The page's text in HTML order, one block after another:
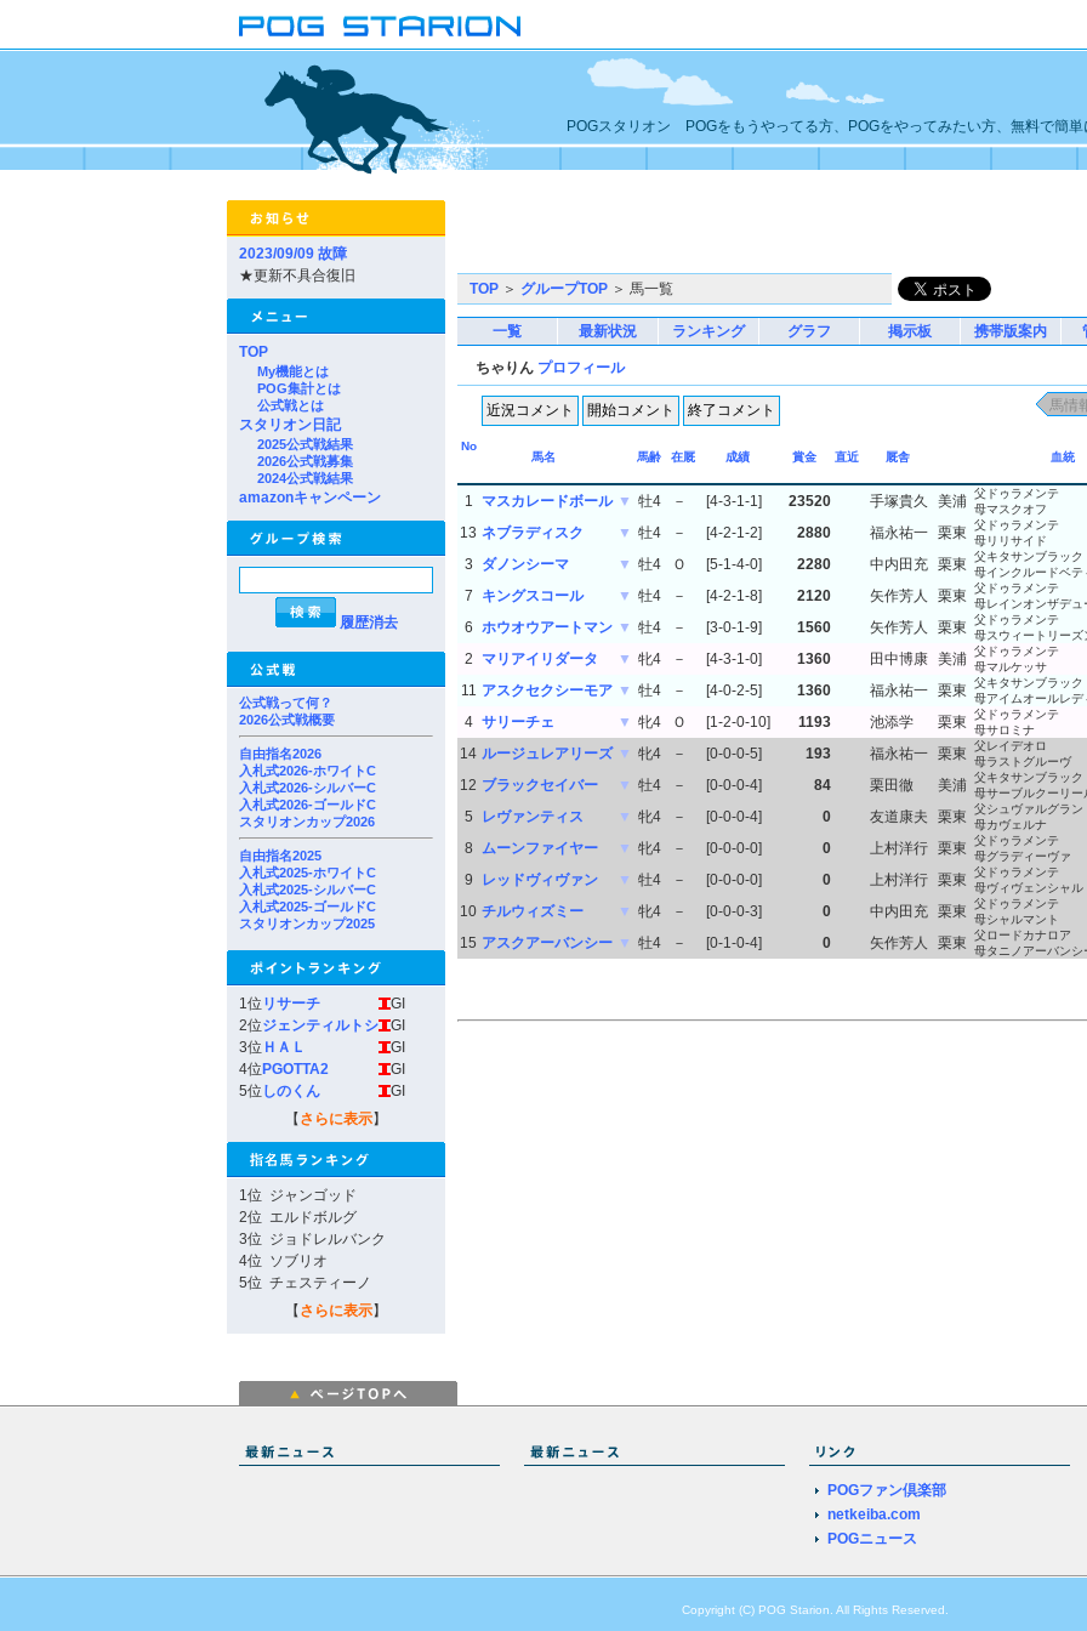
POGスタリオン POGをもうやってる方、POGをやってみたい方、無料で簡単
2023/09/09 故障
★更新不具合復旧
TOP
My機能とは
POG集計とは
公式戦とは
スタリオン日記
2025公式戦結果
2026公式戦募集
2024公式戦結果
amazonキャンペーン
履歴消去
公式戦って何？
2026公式戦概要
自由指名2026
入札式2026-ホワイトC
入札式2026-シルバーC
入札式2026-ゴールドC
スタリオンカップ2026
自由指名2025
入札式2025-ホワイトC
入札式2025-シルバーC
入札式2025-ゴールドC
スタリオンカップ2025
1位 リサーチ
GI
2位ジェンティルトシ
GI
3位 ＨＡＬ
GI
4位 PGOTTA2
GI
5位 しのくん
GI
【 さらに表示】
1位 ジャンゴッド
2位 エルドボルグ
3位 ジョドレルバンク
4位 ソブリオ
5位 チェスティーノ
【 さらに表示】
TOP ＞ グループTOP ＞ 馬一覧
一覧 最新状況 ランキング グラフ 掲示板 携帯版案内
ちゃりん プロフィール
No
馬名
馬齢 在厩 成績 賞金 直近 厩舎 血統
1 マスカレードボール ▼ 牡4 － [4-3-1-1] 23520 手塚貴久 美浦 父ドゥラメンテ
母マスクオフ
13 ネブラディスク ▼ 牡4 － [4-2-1-2] 2880 福永祐一 栗東
父ドゥラメンテ
母リリサイド
3 ダノンシーマ ▼ 牡4 Ｏ [5-1-4-0] 2280 中内田充 栗東
父キタサンブラック
母インクルードベテ
7 キングスコール ▼ 牡4 － [4-2-1-8] 2120 矢作芳人 栗東
父ドゥラメンテ
母レインオンザデュ
6 ホウオウアートマン ▼ 牡4 － [3-0-1-9] 1560 矢作芳人 栗東
父ドゥラメンテ
母スウィートリーズ
2 マリアイリダータ ▼ 牝4 － [4-3-1-0] 1360 田中博康 美浦 父ドゥラメンテ
母マルケッサ
11 アスクセクシーモア ▼ 牡4 － [4-0-2-5] 1360 福永祐一 栗東
父キタサンブラック
母アイムオールレデ
4 サリーチェ ▼ 牝4 Ｏ [1-2-0-10] 1193 池添学 栗東
父ドゥラメンテ
母サロミナ
14 ルージュレアリーズ ▼ 牝4 － [0-0-0-5] 193 福永祐一 栗東
父レイデオロ
母ラストグルーヴ
12 ブラックセイバー ▼ 牡4 － [0-0-0-4] 84 栗田徹 美浦 父キタサンブラック
母サーブルクーリー
5 レヴァンティス ▼ 牝4 － [0-0-0-4] 0 友道康夫 栗東
父シュヴァルグラン
母カヴェルナ
8 ムーンファイヤー ▼ 牝4 － [0-0-0-0] 0 上村洋行 栗東
父ドゥラメンテ
母グラディーヴァ
9 レッドヴィヴァン ▼ 牡4 － [0-0-0-0] 0 上村洋行 栗東
父ドゥラメンテ
母ヴィヴェンシャル
10 チルウィズミー ▼ 牝4 － [0-0-0-3] 0 中内田充 栗東
父ドゥラメンテ
母シャルマント
15 アスクアーバンシー ▼ 牡4 － [0-1-0-4] 0 矢作芳人 栗東
父ロードカナロア
母タニノアーバンシ
POGファン倶楽部
netkeiba.com
POGニュース
Copyright (C) POG Starion. All Rights Reserved.